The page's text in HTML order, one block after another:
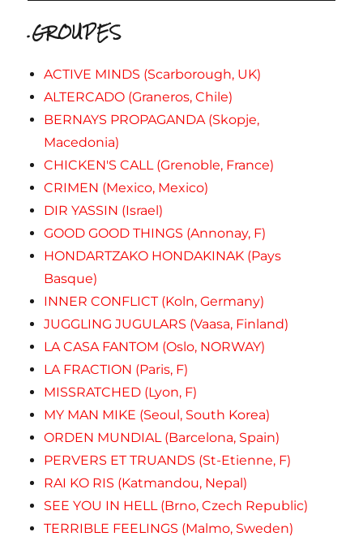
.GROUPES
ACTIVE MINDS (Scarborough, UK)
ALTERCADO (Graneros, Chile)
BERNAYS PROPAGANDA (Skopje,
Macedonia)
CHICKEN'S CALL (Grenoble, France)
CRIMEN (Mexico, Mexico)
DIR YASSIN (Israel)
GOOD GOOD THINGS (Annonay, F)
HONDARTZAKO HONDAKINAK (Pays
Basque)
INNER CONFLICT (Koln, Germany)
JUGGLING JUGULARS (Vaasa, Finland)
LA CASA FANTOM (Oslo, NORWAY)
LA FRACTION (Paris, F)
MISSRATCHED (Lyon, F)
MY MAN MIKE (Seoul, South Korea)
ORDEN MUNDIAL (Barcelona, Spain)
PERVERS ET TRUANDS (St-Etienne, F)
RAI KO RIS (Katmandou, Nepal)
SEE YOU IN HELL (Brno, Czech Republic)
TERRIBLE FEELINGS (Malmo, Sweden)